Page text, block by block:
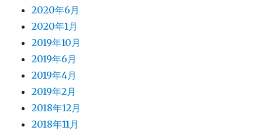
2020年6月
2020年1月
2019年10月
2019年6月
2019年4月
2019年2月
2018年12月
2018年11月